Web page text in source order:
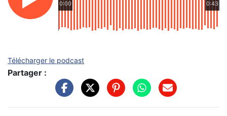
0:00 0:43
Télécharger le podcast
Partager :